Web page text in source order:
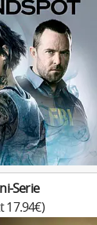
Serie
17.94€)